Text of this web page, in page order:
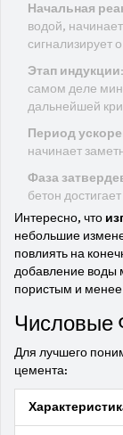
Начальная
водой,
сигнализирует
Этап индукции:
самом деле
дальнейшей
Период
начинает
Фаза
бетон
Интересно, что
небольшие
повлиять на
добавление воды
пористым и
Числовые
Для лучшего
цемента: